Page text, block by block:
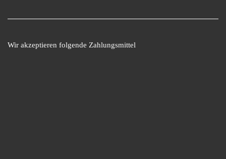
Wir akzeptieren folgende Zahlungsmittel